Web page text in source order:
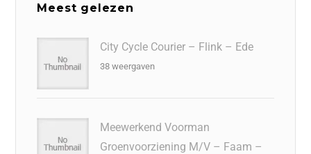
Meest gelezen
City Cycle Courier – Flink – Ede
38 weergaven
Meewerkend Voorman
Groenvoorziening M/V – Faam –